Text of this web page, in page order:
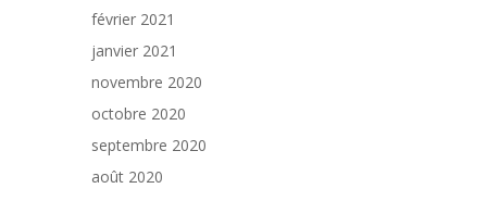
février 2021
janvier 2021
novembre 2020
octobre 2020
septembre 2020
août 2020